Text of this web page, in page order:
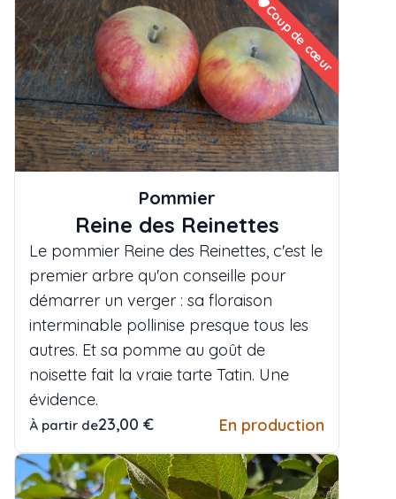
Coup de cœur
Pommier
Reine des Reinettes
Le pommier Reine des Reinettes, c'est le
premier arbre qu'on conseille pour
démarrer un verger : sa floraison
interminable pollinise presque tous les
autres. Et sa pomme au goût de
noisette fait la vraie tarte Tatin. Une
évidence.
À partir de23,00 € En production